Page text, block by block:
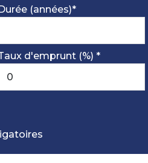
(années)*
d'emprunt (%) *